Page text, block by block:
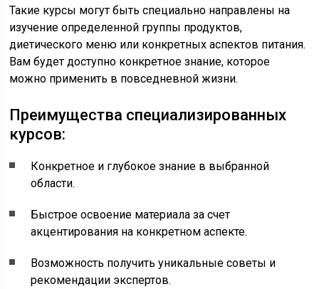
Такие курсы могут быть специально направлены на
изучение определенной группы продуктов,
диетического меню или конкретных аспектов питания.
Вам будет доступно конкретное знание, которое
можно применить в повседневной жизни.
Преимущества специализированных
курсов:
Конкретное и глубокое знание в выбранной
области.
Быстрое освоение материала за счет
акцентирования на конкретном аспекте.
Возможность получить уникальные советы и
рекомендации экспертов.